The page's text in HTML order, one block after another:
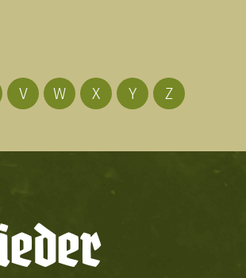
V W X Y Z